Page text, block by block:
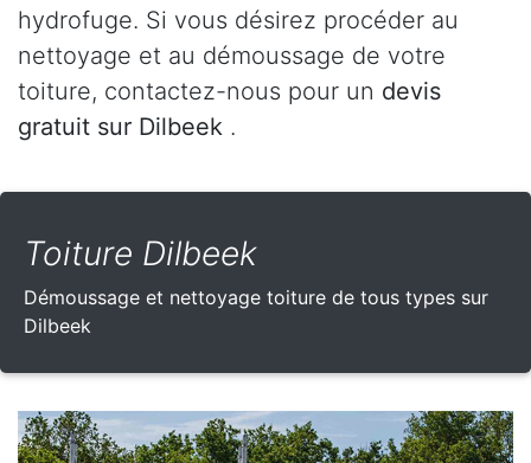
hydrofuge. Si vous désirez procéder au
nettoyage et au démoussage de votre
toiture, contactez-nous pour un devis
gratuit sur Dilbeek .
Toiture Dilbeek
Démoussage et nettoyage toiture de tous types sur
Dilbeek